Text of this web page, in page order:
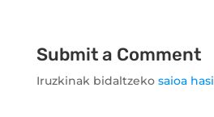
Submit a Comment
Iruzkinak bidaltzeko saioa hasi